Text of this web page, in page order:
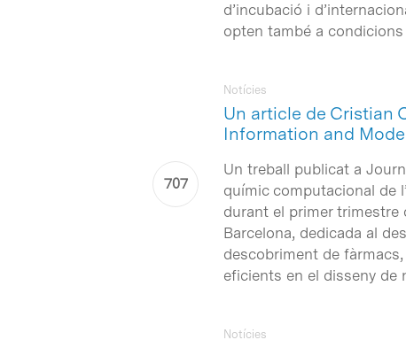
d’incubació i
opten també a
Un article de Cristian
Information and
Notícies
Un treball publicat a
químic computacional de
durant el primer trimestre
Barcelona, dedicada al
descobriment de
eficients en el disseny de
Notícies